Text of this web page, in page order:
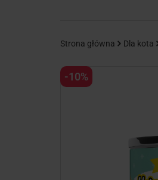
Strona główna Dla kota
-10%